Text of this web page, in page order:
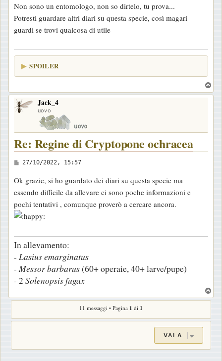
s
s
a
g
i
Non sono un entomologo, non so dirtelo, tu prova...
Potresti guardare altri diari su questa specie, così magari
guardi se trovi qualcosa di utile
SPOILER
o
Jack_4
uovo
Re: Regine di Cryptopone ochracea
M
s
s
a
g
i
o
27/10/2022, 15:57
Ok grazie, si ho guardato dei diari su questa specie ma
essendo difficile da allevare ci sono poche informazioni e
pochi tentativi , comunque proverò a cercare ancora.
In allevamento:
- Lasiusemarginatus
- Messorbarbarus(60+ operaie, 40+ larve/pupe)
- 2Solenopsisfugax
o
11 messaggi • Pagina 1 di 1
VAI A